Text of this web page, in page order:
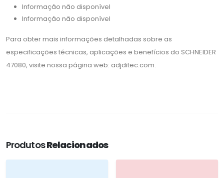
Informação não disponível
Informação não disponível
Para obter mais informações detalhadas sobre as
especificações técnicas, aplicações e benefícios do SCHNEIDER
47080, visite nossa página web: adjditec.com.
ProdutosRelacionados